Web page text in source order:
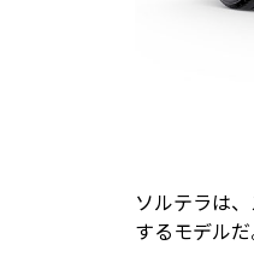
ソルテラは
するモデル